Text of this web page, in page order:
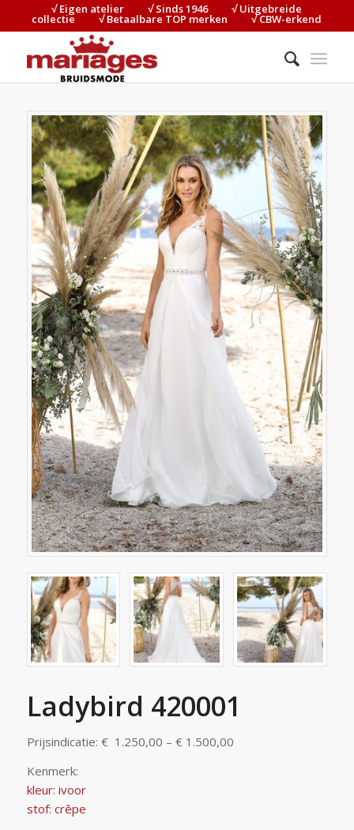
√ Eigen atelier⠀⠀⠀√ Sinds 1946⠀⠀⠀√ Uitgebreide
collectie⠀⠀⠀√ Betaalbare TOP merken⠀⠀⠀√ CBW-erkend
Ladybird 420001
Prijsindicatie: € 1.250,00 – € 1.500,00
Kenmerk:
kleur: ivoor
stof: crêpe